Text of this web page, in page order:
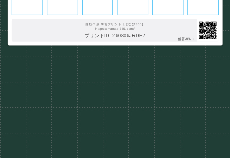
自動作成 学習プリント【まなび365】
https://manabi365.com/
プリントID: 260806JRDE7
解答URL :